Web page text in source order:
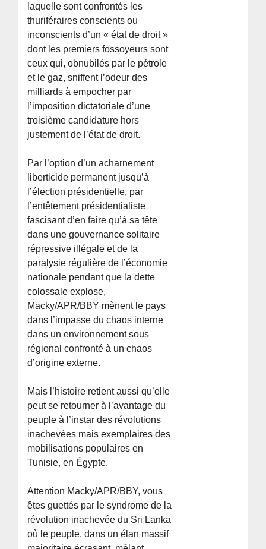
laquelle sont confrontés les
thuriféraires conscients ou
inconscients d’un « état de droit »
dont les premiers fossoyeurs sont
ceux qui, obnubilés par le pétrole
et le gaz, sniffent l’odeur des
milliards à empocher par
l’imposition dictatoriale d’une
troisième candidature hors
justement de l’état de droit.
Par l’option d’un acharnement
liberticide permanent jusqu’à
l’élection présidentielle, par
l’entêtement présidentialiste
fascisant d’en faire qu’à sa tête
dans une gouvernance solitaire
répressive illégale et de la
paralysie régulière de l’économie
nationale pendant que la dette
colossale explose,
Macky/APR/BBY mènent le pays
dans l’impasse du chaos interne
dans un environnement sous
régional confronté à un chaos
d’origine externe.
Mais l’histoire retient aussi qu’elle
peut se retourner à l’avantage du
peuple à l’instar des révolutions
inachevées mais exemplaires des
mobilisations populaires en
Tunisie, en Égypte.
Attention Macky/APR/BBY, vous
êtes guettés par le syndrome de la
révolution inachevée du Sri Lanka
où le peuple, dans un élan massif